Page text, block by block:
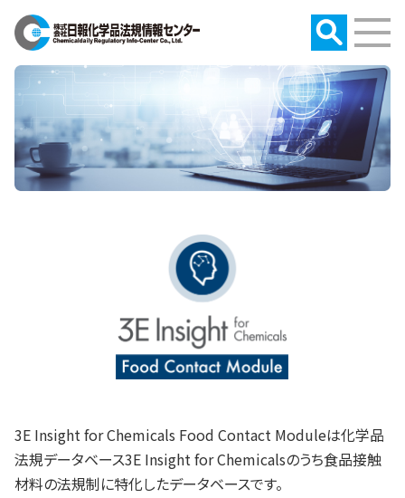
3E Insight for Chemicals Food Contact Moduleは化学品
法規データベース3E Insight for Chemicalsのうち食品接触
材料の法規制に特化したデータベースです。